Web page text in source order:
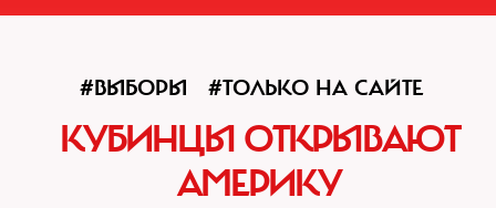
#ВЫБОРЫ #ТОЛЬКО НА САЙТЕ
КУБИНЦЫ ОТКРЫВАЮТ
АМЕРИКУ